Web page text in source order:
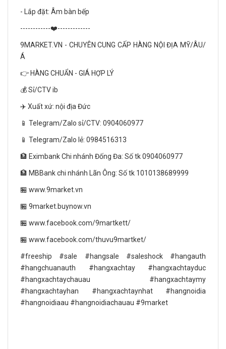
- Lắp đặt: Âm bàn bếp
------------❤️-------------
9MARKET.VN - CHUYÊN CUNG CẤP HÀNG NỘI ĐỊA MỸ/ÂU/
Á
👉 HÀNG CHUẨN - GIÁ HỢP LÝ
💰 Sỉ/CTV ib
✈️ Xuất xứ: nội địa Đức
📱 Telegram/Zalo sỉ/CTV: 0904060977
📱 Telegram/Zalo lẻ: 0984516313
🏦 Eximbank Chi nhánh Đống Đa: Số tk 0904060977
🏦 MBBank chi nhánh Lãn Ông: Số tk 1010138689999
🏪 www.9market.vn
🏪 9market.buynow.vn
🏪 www.facebook.com/9martkett/
🏪 www.facebook.com/thuvu9martket/
#freeship #sale #hangsale #saleshock #hangauth
#hangchuanauth #hangxachtay #hangxachtayduc
#hangxachtaychauau #hangxachtaymy
#hangxachtayhan #hangxachtaynhat #hangnoidia
#hangnoidiaau #hangnoidiachauau #9market